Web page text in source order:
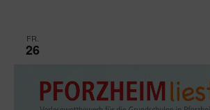
FR.
26